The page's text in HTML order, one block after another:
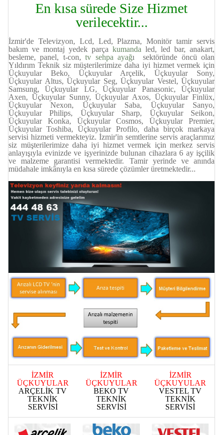
En kısa sürede Size Hizmet
verilecektir...
İzmir'de Televizyon, Lcd, Led, Plazma, Monitör tamir servis
bakım ve montaj yedek parça kumanda led, led bar, anakart,
besleme, panel, t-con,tv sehpa ayağı sektöründe öncü olan
Yıldırım Teknik siz müşterilerimize daha iyi hizmet vermek için
Üçkuyular Beko, Üçkuyular Arçelik, Üçkuyular Sony,
Üçkuyular Altus, Üçkuyular Seg, Üçkuyular Vestel, Üçkuyular
Samsung, Üçkuyular LG, Üçkuyular Panasonic, Üçkuyular
Axen, Üçkuyular Sunny, Üçkuyular Axos, Üçkuyular Finlüx,
Üçkuyular Nexon, Üçkuyular Saba, Üçkuyular Sanyo,
Üçkuyular Philips, Üçkuyular Sharp, Üçkuyular Seikon,
Üçkuyular Konka, Üçkuyular Cosmos, Üçkuyular Premier,
Üçkuyular Toshiba, Üçkuyular Profilo, daha birçok markaya
servisi hizmeti vermekteyiz. İzmir'in semtlerine servis araçlarımız
siz müşterilerimize daha iyi hizmet vermek için merkez servis
anlayışıyla evinizde ve işyerinizde bulunan cihazlara 6 ay işçilik
ve malzeme garantisi vermektedir. Tamir yerinde ve anında
müdahale imkânıyla en kısa sürede çözümler üretmektedir...
İZMİR
ÜÇKUYULAR
ARÇELİK TV
TEKNİK
SERVİSİ
İZMİR
ÜÇKUYULAR
BEKO TV
TEKNİK
SERVİSİ
İZMİR
ÜÇKUYULAR
VESTEL TV
TEKNİK
SERVİSİ